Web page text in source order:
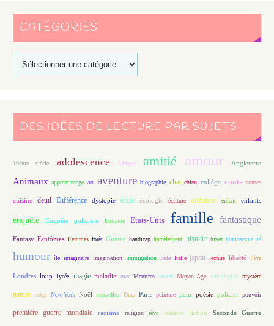
CATÉGORIES
DES IDÉES DE LECTURE PAR SUJETS
19ème siècle adolescence Afrique amitié amour Angleterre
Animaux apprentissage art aventure biographie chat chien collège conte contes
cuisine deuil Différence dystopie école écologie écriture enfance enfant enfants
enquête Enquête policière Entraide Etats-Unis famille fantastique
Fantasy Fantômes Femmes forêt Guerre handicap harcèlement histoire hiver homosexualité
humour île imaginaire imagination Immigration Inde Italie japon lecture liberté livre
Londres loup lycée magie maladie mer Meurtres mort Moyen Age musique mystère
nature neige New-York Noël nouvelles Ours Paris peinture peur poésie policier pouvoir
première guerre mondiale racisme religion rêve science fiction Seconde Guerre